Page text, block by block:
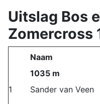
Uitslag Bos
Zomercross
Naam
1035 m
1
Sander van Veen